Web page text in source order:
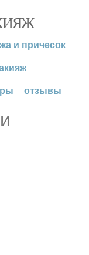
и причесок
отзывы